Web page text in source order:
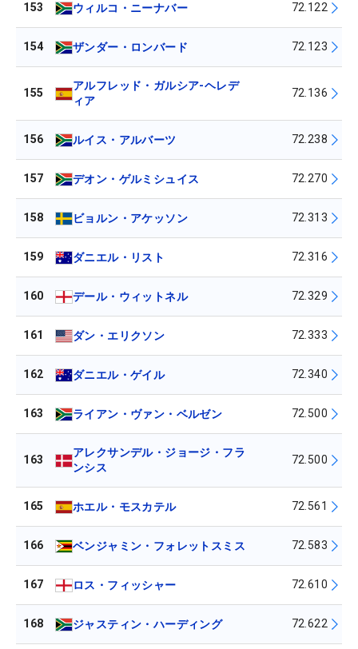
153 ウィルコ・ニーナバー 72.122
154 ザンダー・ロンバード 72.123
155
アルフレッド・ガルシア-ヘレデ
ィア
72.136
156 ルイス・アルバーツ 72.238
157 デオン・ゲルミシュイス 72.270
158 ビョルン・アケッソン 72.313
159 ダニエル・リスト 72.316
160 デール・ウィットネル 72.329
161 ダン・エリクソン 72.333
162 ダニエル・ゲイル 72.340
163 ライアン・ヴァン・ベルゼン 72.500
163
アレクサンデル・ジョージ・フラ
ンシス
72.500
165 ホエル・モスカテル 72.561
166 ベンジャミン・フォレットスミス 72.583
167 ロス・フィッシャー 72.610
168 ジャスティン・ハーディング 72.622